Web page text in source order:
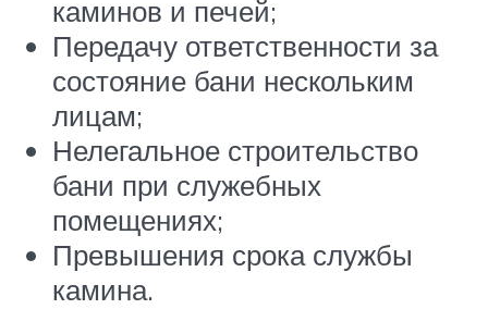
каминов и печей;
Передачу ответственности за
состояние бани нескольким
лицам;
Нелегальное строительство
бани при служебных
помещениях;
Превышения срока службы
камина.